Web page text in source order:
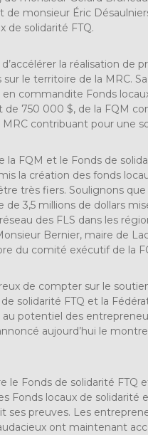
de monsieur Éric
de solidarité FTQ.
la réalisation de
sur le territoire de la MRC.
commandite Fonds
de 750 000 $, de la FQM
MRC contribuant pour une
la FQM et le Fonds de
la création des fonds
très fiers. Soulignons
de 3,5 millions de dollars
des FLS dans les
Bernier, maire de
du comité exécutif de la
de compter sur le
solidarité FTQ et la
potentiel des
aujourd’hui le
le Fonds de solidarité FTQ
Fonds locaux de
ses preuves. Les
ont maintenant